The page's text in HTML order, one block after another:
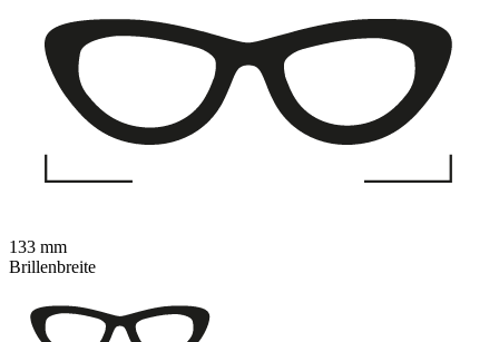
133 mm
Brillenbreite